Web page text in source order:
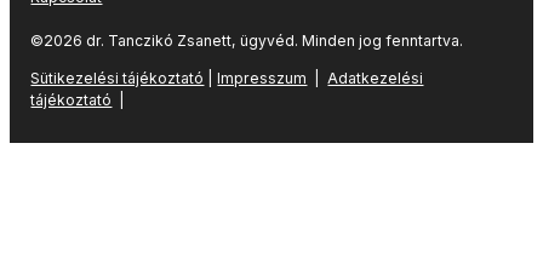
©2026 dr. Tanczikó Zsanett, ügyvéd. Minden jog fenntartva.
Sütikezelési tájékoztató |Impresszum
Adatkezelési
tájékoztató